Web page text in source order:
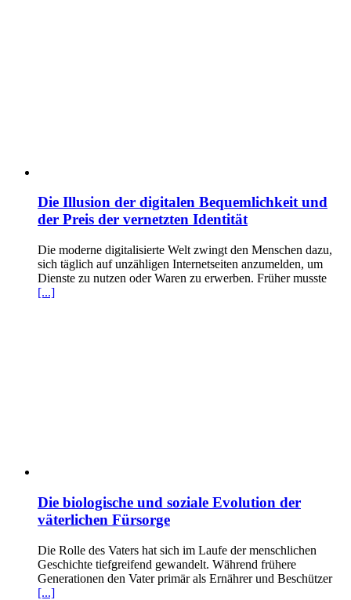
Die Illusion der digitalen Bequemlichkeit und
der Preis der vernetzten Identität
Die moderne digitalisierte Welt zwingt den Menschen dazu,
sich täglich auf unzähligen Internetseiten anzumelden, um
Dienste zu nutzen oder Waren zu erwerben. Früher musste
[...]
Die biologische und soziale Evolution der
väterlichen Fürsorge
Die Rolle des Vaters hat sich im Laufe der menschlichen
Geschichte tiefgreifend gewandelt. Während frühere
Generationen den Vater primär als Ernährer und Beschützer
[...]